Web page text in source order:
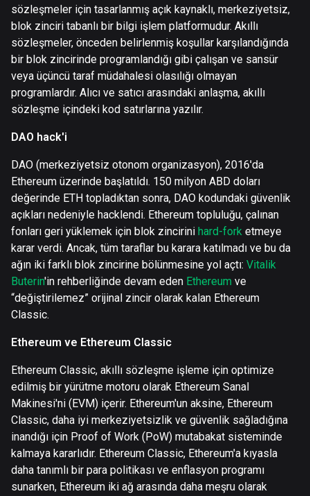
sözleşmeler için tasarlanmış açık kaynaklı, merkeziyetsiz,
blok zinciri tabanlı bir bilgi işlem platformudur. Akıllı
sözleşmeler, önceden belirlenmiş koşullar karşılandığında
bir blok zincirinde programlandığı gibi çalışan ve sansür
veya üçüncü taraf müdahalesi olasılığı olmayan
programlardır. Alıcı ve satıcı arasındaki anlaşma, akıllı
sözleşme içindeki kod satırlarına yazılır.
DAO hack'i
DAO (merkeziyetsiz otonom organizasyon), 2016'da
Ethereum üzerinde başlatıldı. 150 milyon ABD doları
değerinde ETH topladıktan sonra, DAO kodundaki güvenlik
açıkları nedeniyle hacklendi. Ethereum topluluğu, çalınan
fonları geri yüklemek için blok zincirini hard-fork etmeye
karar verdi. Ancak, tüm taraflar bu karara katılmadı ve bu da
ağın iki farklı blok zincirine bölünmesine yol açtı: Vitalik
Buterin'in rehberliğinde devam eden Ethereum ve
“değiştirilemez” orijinal zincir olarak kalan Ethereum
Classic.
Ethereum ve Ethereum Classic
Ethereum Classic, akıllı sözleşme işleme için optimize
edilmiş bir yürütme motoru olarak Ethereum Sanal
Makinesi'ni (EVM) içerir. Ethereum'un aksine, Ethereum
Classic, daha iyi merkeziyetsizlik ve güvenlik sağladığına
inandığı için Proof of Work (PoW) mutabakat sisteminde
kalmaya kararlıdır. Ethereum Classic, Ethereum'a kıyasla
daha tanımlı bir para politikası ve enflasyon programı
sunarken, Ethereum iki ağ arasında daha meşru olarak